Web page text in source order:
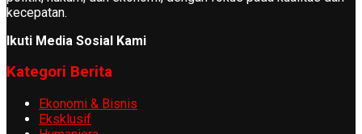
kecepatan.
Ikuti Media Sosial Kami
Kategori Berita
Ekonomi & Bisnis
Eksklusif